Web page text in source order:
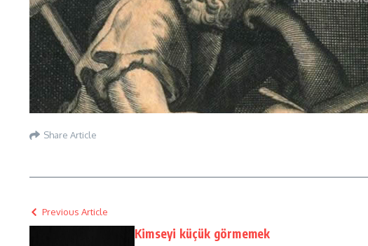
Share Article
Previous Article
Kimseyi küçük görmemek